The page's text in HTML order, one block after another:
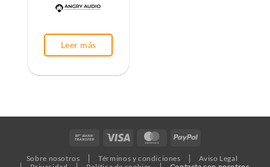
Leer más
Bank
Visa MasterCardPayPal
Sobre nosotros Términos y condiciones
Aviso Legal